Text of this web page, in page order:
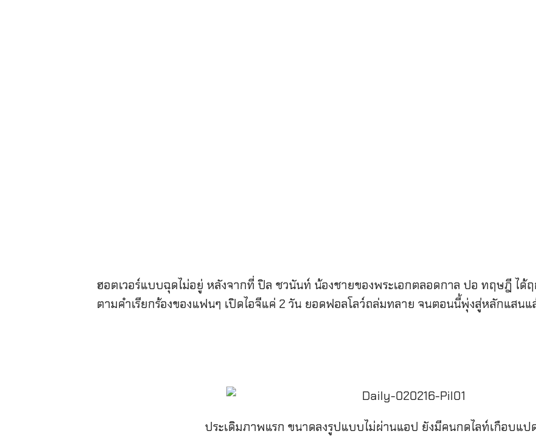
ฮอตเวอร์แบบฉุดไม่อยู่ หลังจากที่ ปิล ชวนันท์ น้องชายของพระเอกตลอดกาล ปอ ทฤษฎี ได้
ตามคำเรียกร้องของแฟนๆ เปิดไอจีแค่ 2 วัน ยอดฟอลโลว์ถล่มทลาย จนตอนนี้พุ่งสู่หลักแสนแ
ประเดิมภาพแรก ขนาดลงรูปแบบไม่ผ่านแอป ยังมีคนกดไลท์เกือบแป